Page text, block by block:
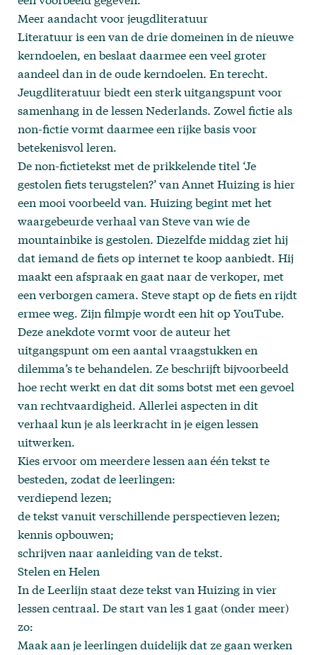
Meer aandacht voor jeugdliteratuur
Literatuur is een van de drie domeinen in de nieuwe
kerndoelen, en beslaat daarmee een veel groter
aandeel dan in de oude kerndoelen. En terecht.
Jeugdliteratuur biedt een sterk uitgangspunt voor
samenhang in de lessen Nederlands. Zowel fictie als
non-fictie vormt daarmee een rijke basis voor
betekenisvol leren.
De non-fictietekst met de prikkelende titel ‘Je
gestolen fiets terugstelen?’ van Annet Huizing is hier
een mooi voorbeeld van. Huizing begint met het
waargebeurde verhaal van Steve van wie de
mountainbike is gestolen. Diezelfde middag ziet hij
dat iemand de fiets op internet te koop aanbiedt. Hij
maakt een afspraak en gaat naar de verkoper, met
een verborgen camera. Steve stapt op de fiets en rijdt
ermee weg. Zijn filmpje wordt een hit op YouTube.
Deze anekdote vormt voor de auteur het
uitgangspunt om een aantal vraagstukken en
dilemma’s te behandelen. Ze beschrijft bijvoorbeeld
hoe recht werkt en dat dit soms botst met een gevoel
van rechtvaardigheid. Allerlei aspecten in dit
verhaal kun je als leerkracht in je eigen lessen
uitwerken.
Kies ervoor om meerdere lessen aan één tekst te
besteden, zodat de leerlingen:
verdiepend lezen;
de tekst vanuit verschillende perspectieven lezen;
kennis opbouwen;
schrijven naar aanleiding van de tekst.
Stelen en Helen
In de Leerlijn staat deze tekst van Huizing in vier
lessen centraal. De start van les 1 gaat (onder meer)
zo:
Maak aan je leerlingen duidelijk dat ze gaan werken